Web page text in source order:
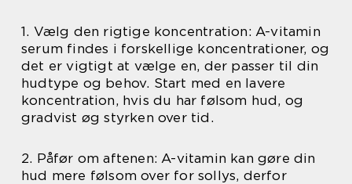
1. Vælg den rigtige koncentration: A-vitamin
serum findes i forskellige koncentrationer, og
det er vigtigt at vælge en, der passer til din
hudtype og behov. Start med en lavere
koncentration, hvis du har følsom hud, og
gradvist øg styrken over tid.
2. Påfør om aftenen: A-vitamin kan gøre din
hud mere følsom over for sollys, derfor